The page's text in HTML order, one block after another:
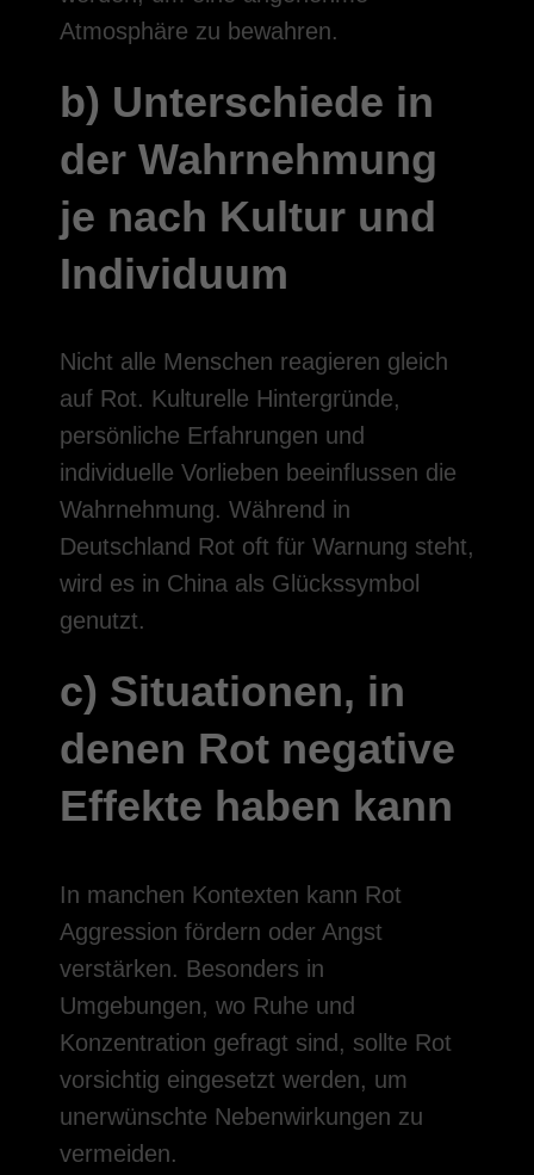
Atmosphäre zu bewahren.
b) Unterschiede in
der Wahrnehmung
je nach Kultur und
Individuum
Nicht alle Menschen reagieren gleich
auf Rot. Kulturelle Hintergründe,
persönliche Erfahrungen und
individuelle Vorlieben beeinflussen die
Wahrnehmung. Während in
Deutschland Rot oft für Warnung steht,
wird es in China als Glückssymbol
genutzt.
c) Situationen, in
denen Rot negative
Effekte haben kann
In manchen Kontexten kann Rot
Aggression fördern oder Angst
verstärken. Besonders in
Umgebungen, wo Ruhe und
Konzentration gefragt sind, sollte Rot
vorsichtig eingesetzt werden, um
unerwünschte Nebenwirkungen zu
vermeiden.